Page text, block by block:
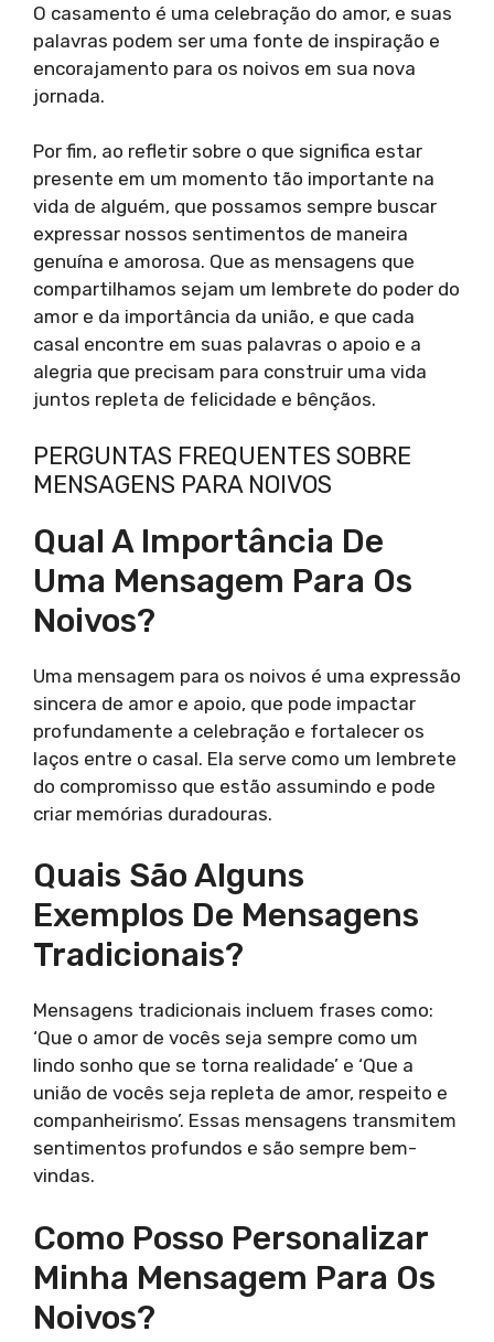
O casamento é uma celebração do amor, e suas
palavras podem ser uma fonte de inspiração e
encorajamento para os noivos em sua nova
jornada.
Por fim, ao refletir sobre o que significa estar
presente em um momento tão importante na
vida de alguém, que possamos sempre buscar
expressar nossos sentimentos de maneira
genuína e amorosa. Que as mensagens que
compartilhamos sejam um lembrete do poder do
amor e da importância da união, e que cada
casal encontre em suas palavras o apoio e a
alegria que precisam para construir uma vida
juntos repleta de felicidade e bênçãos.
PERGUNTAS FREQUENTES SOBRE
MENSAGENS PARA NOIVOS
Qual A Importância De
Uma Mensagem Para Os
Noivos?
Uma mensagem para os noivos é uma expressão
sincera de amor e apoio, que pode impactar
profundamente a celebração e fortalecer os
laços entre o casal. Ela serve como um lembrete
do compromisso que estão assumindo e pode
criar memórias duradouras.
Quais São Alguns
Exemplos De Mensagens
Tradicionais?
Mensagens tradicionais incluem frases como:
‘Que o amor de vocês seja sempre como um
lindo sonho que se torna realidade’ e ‘Que a
união de vocês seja repleta de amor, respeito e
companheirismo’. Essas mensagens transmitem
sentimentos profundos e são sempre bem-
vindas.
Como Posso Personalizar
Minha Mensagem Para Os
Noivos?